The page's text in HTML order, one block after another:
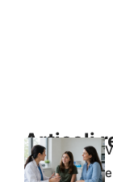
Articoli